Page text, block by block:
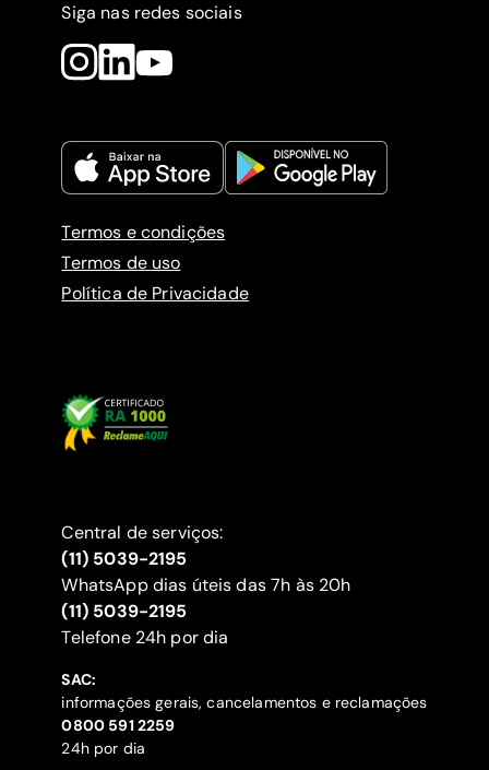
Siga nas redes sociais
Termos e condições
Termos de uso
Política de Privacidade
Central de serviços:
(11) 5039-2195
WhatsApp dias úteis das 7h às 20h
(11) 5039-2195
‍Telefone 24h por dia
SAC:
informações gerais, cancelamentos e reclamações
‍0800 591 2259
24h por dia